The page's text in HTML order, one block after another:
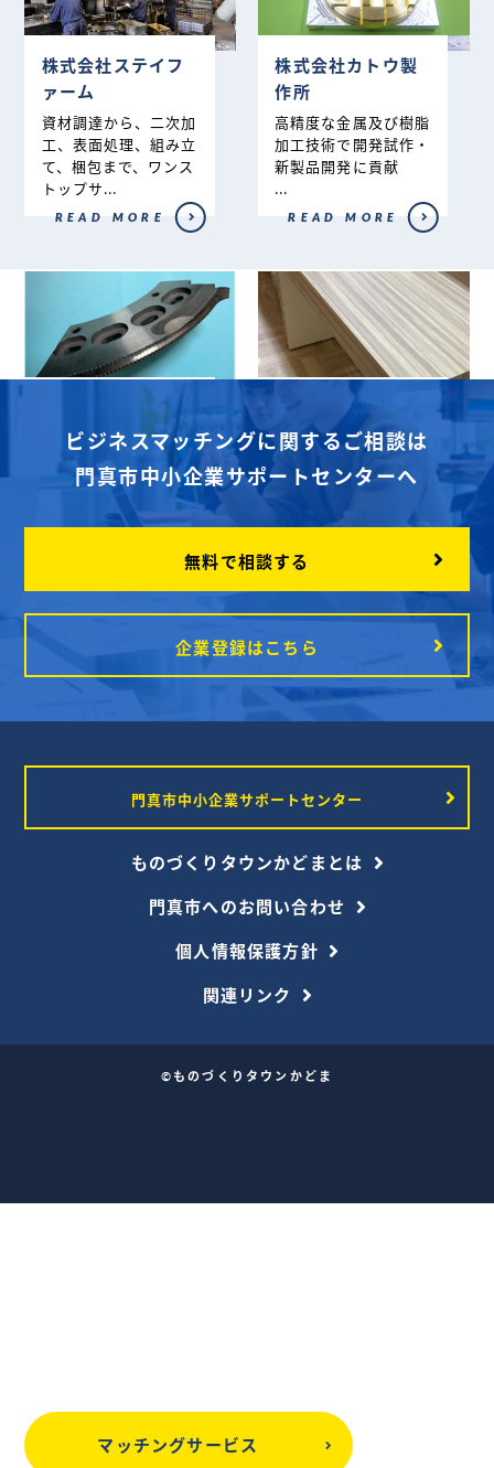
株式会社ステイフ
ァーム
資材調達から、二次加
工、表面処理、組み立
て、梱包まで、ワンス
トップサ...
READ MORE
株式会社カトウ製
作所
高精度な金属及び樹脂
加工技術で開発試作・
新製品開発に貢献
...
READ MORE
段ボール用刃物を中心
に産業用刃物を一枚か
ら受注できる工場で
株式会社岩本商会
店舗や施設の別注家具
仕上げます
VIEW ALL
ビジネスマッチングに関するご相談は
門真市中小企業サポートセンターへ
無料で相談する
企業登録はこちら
門真市中小企業サポートセンター
ものづくりタウンかどまとは
門真市へのお問い合わせ
個人情報保護方針
関連リンク
©ものづくりタウンかどま
マッチングサービス